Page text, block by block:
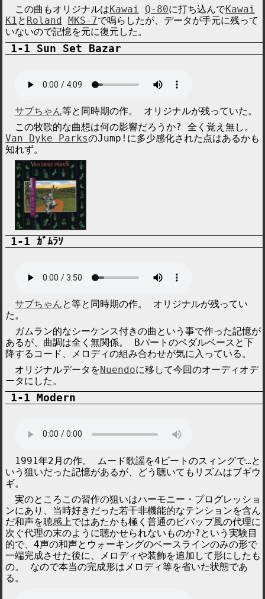
この曲もオリジナルはKawai Q-80に打ち込んでKawai
K1と Roland MKS-7で鳴らしたが、データが手元に残って
いないので記憶を元に復元した。
Sun Set Bazar
サブちゃん等と同時期の作。 オリジナルが残っていた。
この牧歌的な曲想は何の影響だろうか? 全く覚え無し。
Van Dyke ParksのJump! に多少感化された点はあるかも
知れず。
ｶﾞﾑﾗｿ
サブちゃんと等と同時期の作。 オリジナルが残ってい
た。
ガムラン的なシーケンス付きの曲という事で作った記憶が
あるが、曲調は全く無関係。 Bパートのペダルベースと下
降するコード、メロディの組み合わせが気に入っている。
オリジナルデータをNuendoに移して今回のオーディオデ
ータにした。
Modern
1991年2月の作。 ムード歌謡を4ビートのスィングで…と
いう狙いだった記憶があるが、どう聴いてもリズムはブギウ
ギ。
実のところこの習作の狙いはハーモニー・プログレッショ
ンにあり、当時好きだった若干非機能的なテンションを含ん
だ和声を聴感上ではあたかも極く普通のビバップ風の代理に
次ぐ代理の末のように聴かせられないものか?という実験目
的で、4声の和声とウォーキングのベースラインのみの形で
一端完成させた後に、メロディや装飾を追加して形にしたも
の。 なので本当の完成形はメロディ等を省いた状態であ
る。